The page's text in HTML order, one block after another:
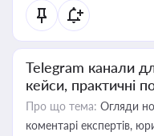
Telegram канали
кейси, практичні
Про що тема: Огляди
коментарі експертів,